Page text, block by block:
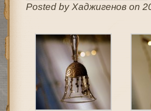
Posted by Хаджигенов on